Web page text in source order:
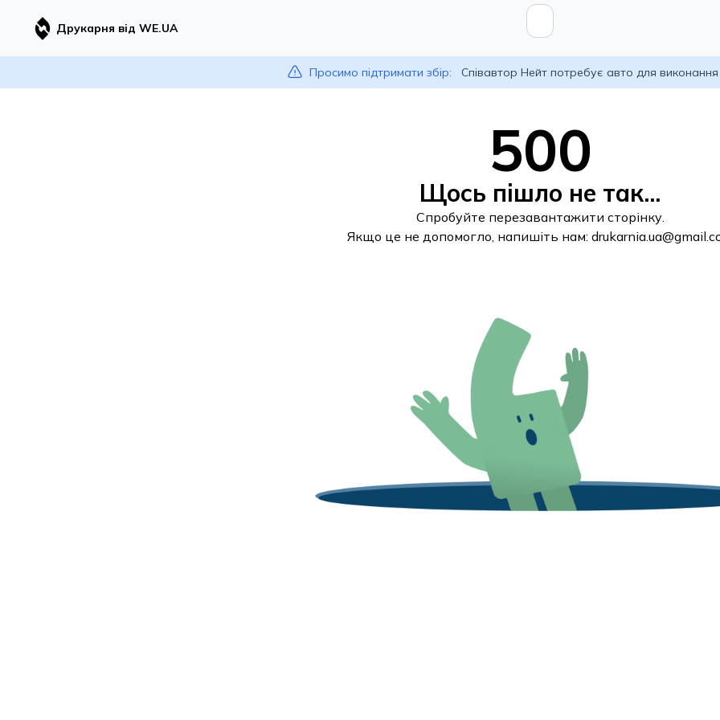
Друкарня від WE.UA
Просимо підтримати збір: Співавтор Нейт потребує авто для
500
Щось пішло не так...
Спробуйте перезавантажити сторінку.
Якщо це не допомогло, напишіть нам: